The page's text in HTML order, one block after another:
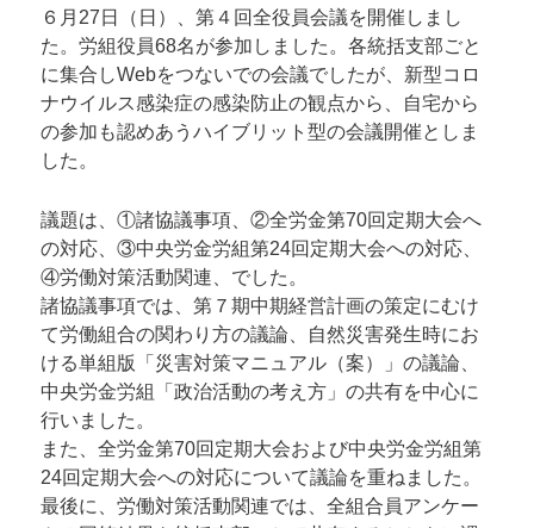
６月27日（日）、第４回全役員会議を開催しまし
た。労組役員68名が参加しました。各統括支部ごと
に集合しWebをつないでの会議でしたが、新型コロ
ナウイルス感染症の感染防止の観点から、自宅から
の参加も認めあうハイブリット型の会議開催としま
した。
議題は、①諸協議事項、②全労金第70回定期大会へ
の対応、③中央労金労組第24回定期大会への対応、
④労働対策活動関連、でした。
諸協議事項では、第７期中期経営計画の策定にむけ
て労働組合の関わり方の議論、自然災害発生時にお
ける単組版「災害対策マニュアル（案）」の議論、
中央労金労組「政治活動の考え方」の共有を中心に
行いました。
また、全労金第70回定期大会および中央労金労組第
24回定期大会への対応について議論を重ねました。
最後に、労働対策活動関連では、全組合員アンケー